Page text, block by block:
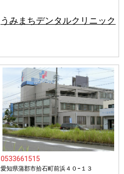
うみまちデンタルクリニック
0533661515
愛知県蒲郡市拾石町前浜４０−１３